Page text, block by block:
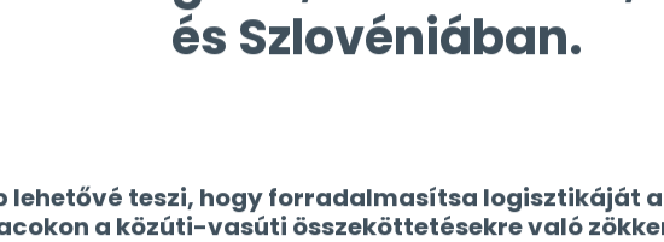
meg a hatékonyság, a költségmegtakarítás
világát: